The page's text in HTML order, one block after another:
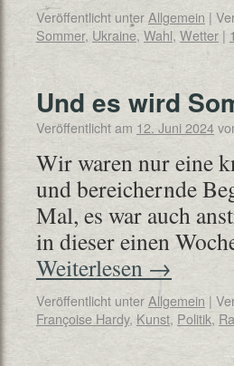
Veröffentlicht unterAllgemein |
Sommer, Ukraine, Wahl, Wetter |
Und es wird
Veröffentlicht am 12. Juni 2024
Wir waren nur eine
und bereichernde
Mal, es war auch
in dieser einen
Weiterlesen →
Veröffentlicht unterAllgemein |
Françoise Hardy, Kunst, Politik,